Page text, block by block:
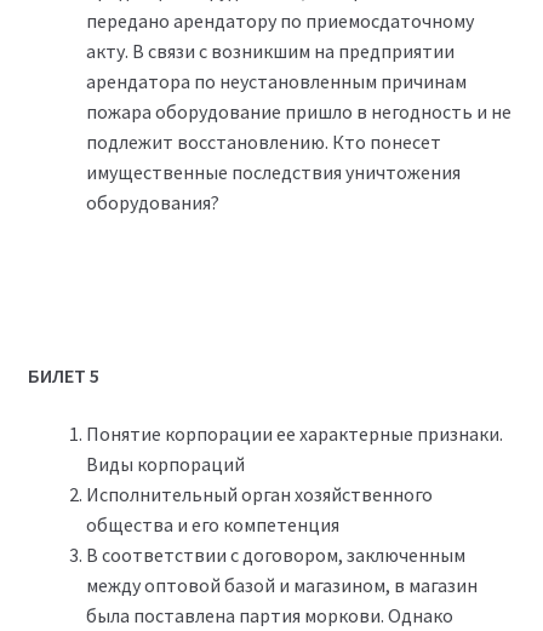
передано арендатору по приемосдаточному
акту. В связи с возникшим на предприятии
арендатора по неустановленным причинам
пожара оборудование пришло в негодность и не
подлежит восстановлению. Кто понесет
имущественные последствия уничтожения
оборудования?
БИЛЕТ 5
Понятие корпорации ее характерные признаки.
Виды корпораций
Исполнительный орган хозяйственного
общества и его компетенция
В соответствии с договором, заключенным
между оптовой базой и магазином, в магазин
была поставлена партия моркови. Однако